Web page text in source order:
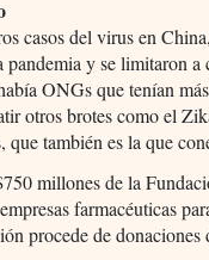
casos del virus en
pandemia y se limitaron
ONGs que tenían
otros brotes como el
también es la que
millones de la
farmacéuticas
procede de donaciones